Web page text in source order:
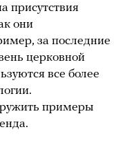
присутствия
они
за последние
церковной
все более
примеры